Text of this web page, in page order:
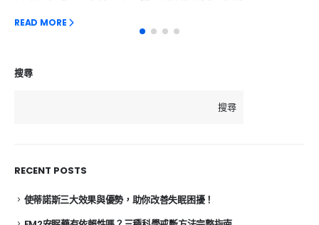
READ MORE
搜尋
搜尋
RECENT POSTS
使蒂諾斯三大效果與優勢，助你改善失眠困擾！